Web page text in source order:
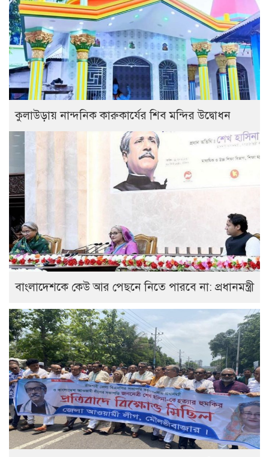
কুলাউড়ায় নান্দনিক কারুকার্যের শিব মন্দির উদ্বোধন
বাংলাদেশকে কেউ আর পেছনে নিতে পারবে না: প্রধানমন্ত্রী